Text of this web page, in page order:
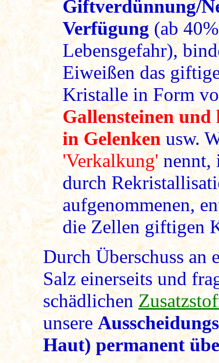
Giftverdünnung/
Verfügung (ab
Lebensgefahr),
Eiweißen das
Kristalle in Form
Gallensteinen
in Gelenken usw.
'Verkalkung' nennt,
durch
aufgenommenen,
die Zellen giftigen
Durch Überschuss an
Salz einerseits und
schädlichen
unsere
Haut) permanent